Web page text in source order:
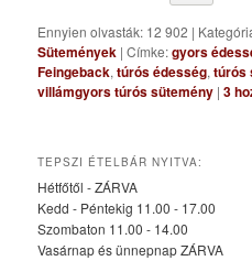
Ennyien olvasták: 12 902 |
Sütemények |Címke:gyors
Feingeback,túrós édesség,túrós
villámgyors túrós sütemény |3
TEPSZI ÉTELBÁR NYITVA:
Hétfőtől - ZÁRVA
Kedd - Péntekig 11.00 - 17.00
Szombaton 11.00 - 14.00
Vasárnap és ünnepnap ZÁRVA